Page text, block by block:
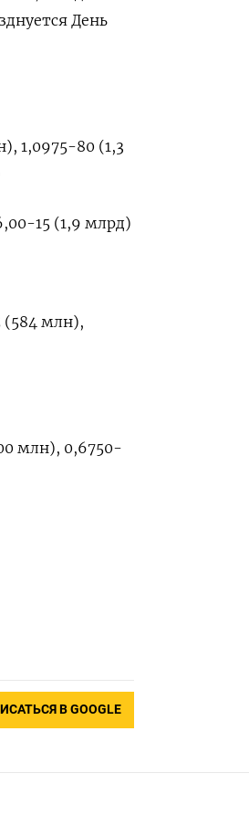
День
1,0975-80 (1,3
15 (1,9 млрд)
(584 млн),
млн), 0,6750-
В GOOGLE